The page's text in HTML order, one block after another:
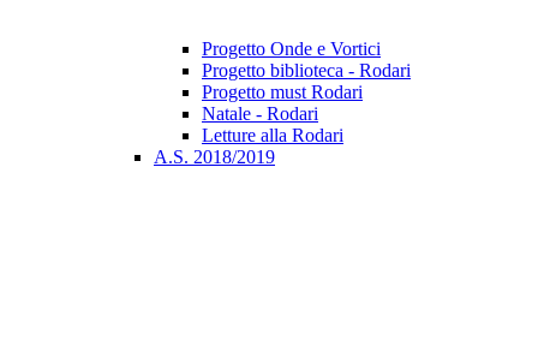
Progetto Onde e Vortici
Progetto biblioteca - Rodari
Progetto must Rodari
Natale - Rodari
Letture alla Rodari
A.S. 2018/2019